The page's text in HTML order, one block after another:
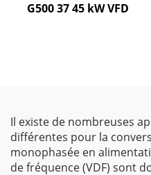
G500 37 45 kW VFD
Il existe de nombreuses
différentes pour la
monophasée en
de fréquence (VDF) sont